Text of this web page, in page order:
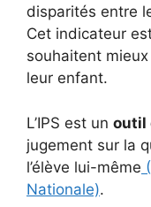
disparités entre
Cet indicateur
souhaitent
leur enfant.
L’IPS est un outil
jugement sur la
l’élève lui-même
Nationale).